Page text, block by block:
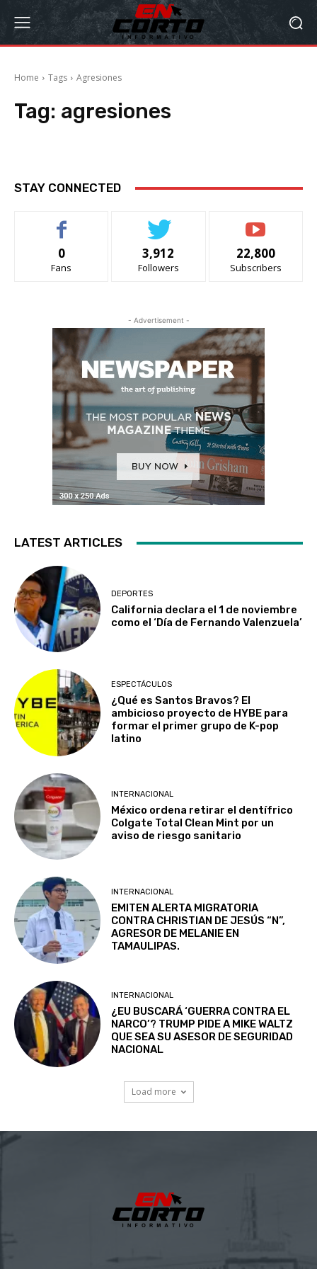
Home Tags Agresiones
Tag: agresiones
STAY CONNECTED
0
Fans
3,912
Followers
22,800
Subscribers
- Advertisement -
LATEST ARTICLES
DEPORTES
California declara el 1 de noviembre
como el ‘Día de Fernando Valenzuela’
ESPECTÁCULOS
¿Qué es Santos Bravos? El
ambicioso proyecto de HYBE para
formar el primer grupo de K-pop
latino
INTERNACIONAL
México ordena retirar el dentífrico
Colgate Total Clean Mint por un
aviso de riesgo sanitario
INTERNACIONAL
EMITEN ALERTA MIGRATORIA
CONTRA CHRISTIAN DE JESÚS “N”,
AGRESOR DE MELANIE EN
TAMAULIPAS.
INTERNACIONAL
¿EU BUSCARÁ ‘GUERRA CONTRA EL
NARCO’? TRUMP PIDE A MIKE WALTZ
QUE SEA SU ASESOR DE SEGURIDAD
NACIONAL
Load more